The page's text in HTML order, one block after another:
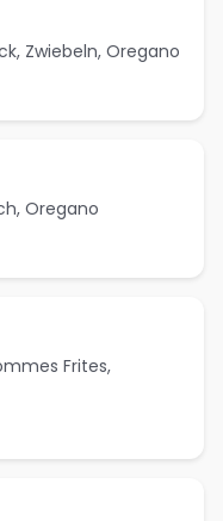
Zwiebeln, Oregano
Oregano
Frites,